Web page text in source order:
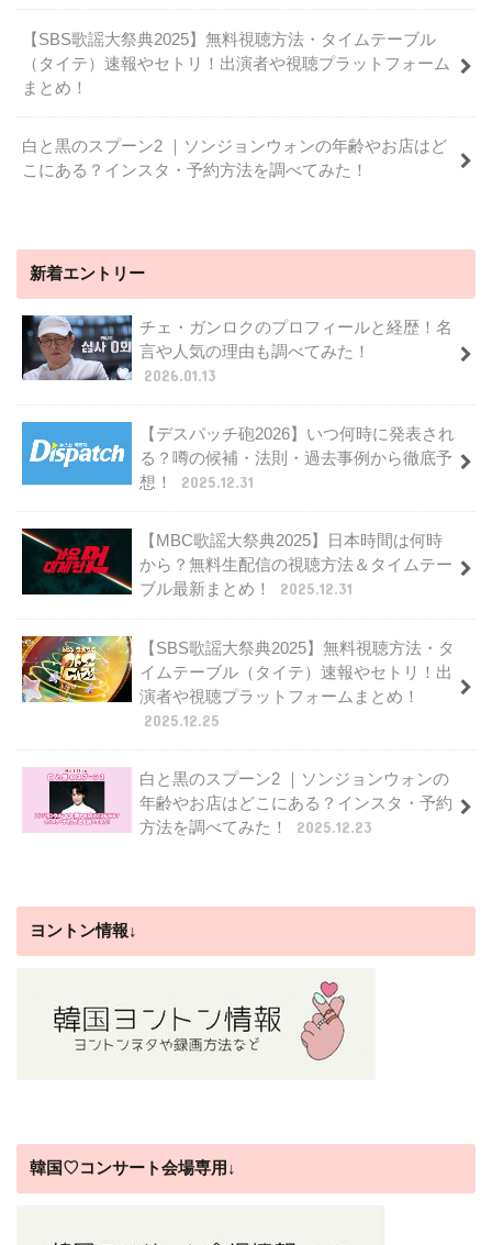
【SBS歌謡大祭典2025】無料視聴方法・タイムテーブル
（タイテ）速報やセトリ！出演者や視聴プラットフォーム
まとめ！
白と黒のスプーン2 ｜ソンジョンウォンの年齢やお店はど
こにある？インスタ・予約方法を調べてみた！
新着エントリー
チェ・ガンロクのプロフィールと経歴！名
言や人気の理由も調べてみた！
2026.01.13
【デスパッチ砲2026】いつ何時に発表され
る？噂の候補・法則・過去事例から徹底予
想！
2025.12.31
【MBC歌謡大祭典2025】日本時間は何時
から？無料生配信の視聴方法＆タイムテー
ブル最新まとめ！
2025.12.31
【SBS歌謡大祭典2025】無料視聴方法・タ
イムテーブル（タイテ）速報やセトリ！出
演者や視聴プラットフォームまとめ！
2025.12.25
白と黒のスプーン2 ｜ソンジョンウォンの
年齢やお店はどこにある？インスタ・予約
方法を調べてみた！
2025.12.23
ヨントン情報↓
韓国♡コンサート会場専用↓